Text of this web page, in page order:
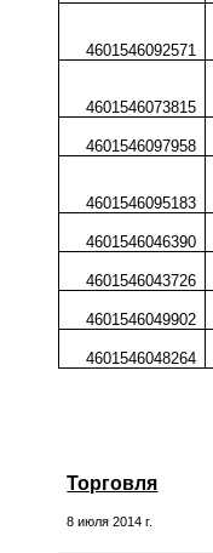
4601546092571
4601546073815
4601546097958
4601546095183
4601546046390
4601546043726
4601546049902
4601546048264
Торговля
8 июля 2014 г.